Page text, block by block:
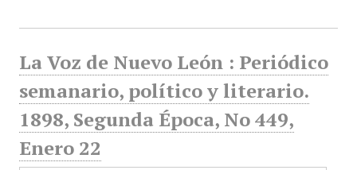
La Voz de Nuevo León : Periódico
semanario, político y literario.
1898, Segunda Época, No 449,
Enero 22